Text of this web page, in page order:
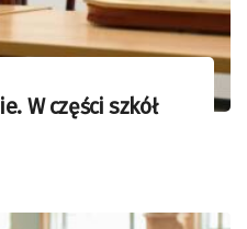
W części szkół